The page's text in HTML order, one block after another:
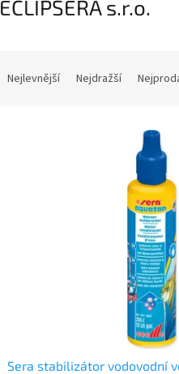
ECLIPSERA s.r.o.
Nejlevnější Nejdražší
Sera stabilizátor vodovodní